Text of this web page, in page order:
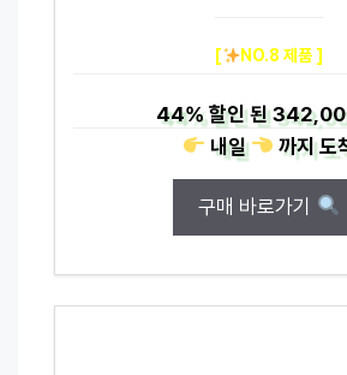
[ NO.8 제품 ]
44%할인 된
내일
까지도
구매 바로가기